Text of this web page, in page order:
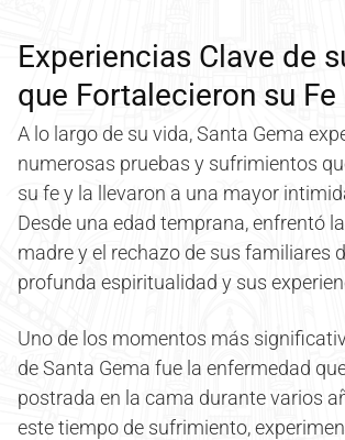
Experiencias Clave de
que Fortalecieron su Fe
A lo largo de su vida, Santa Gema
numerosas pruebas y sufrimientos
su fe y la llevaron a una mayor
Desde una edad temprana, enfrentó
madre y el rechazo de sus familiares
profunda espiritualidad y sus
Uno de los momentos más
de Santa Gema fue la enfermedad
postrada en la cama durante varios
este tiempo de sufrimiento,